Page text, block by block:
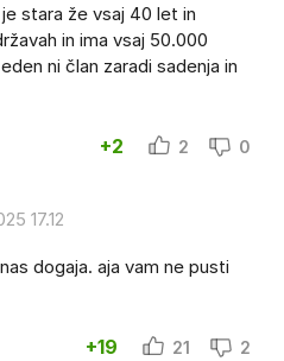
stara že vsaj 40 let in
in ima vsaj 50.000
ni član zaradi sadenja in
+2 2 0
17.12
dogaja. aja vam ne pusti
+19 21 2